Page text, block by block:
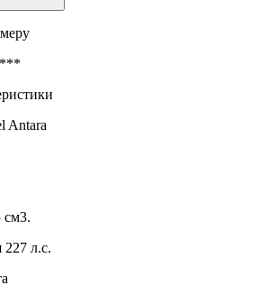
Antara
см3.
л.с.